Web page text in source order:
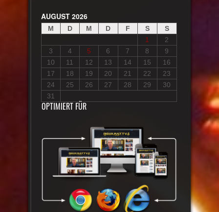
AUGUST 2026
M D M D F S
S
1
2
3
4 5 6 7 8
9
10
11 12 13 14 15
16
17
18 19 20 21 22
23
24
25 26 27 28 29
30
31
OPTIMIERT FÜR